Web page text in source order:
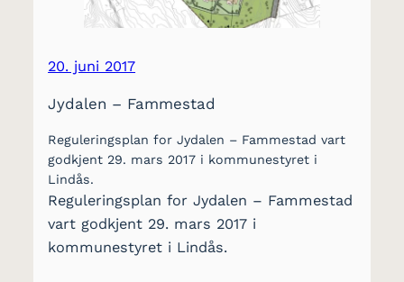
20. juni 2017
Jydalen – Fammestad
Reguleringsplan for Jydalen – Fammestad vart
godkjent 29. mars 2017 i kommunestyret i
Lindås.
Reguleringsplan for Jydalen – Fammestad
vart godkjent 29. mars 2017 i
kommunestyret i Lindås.